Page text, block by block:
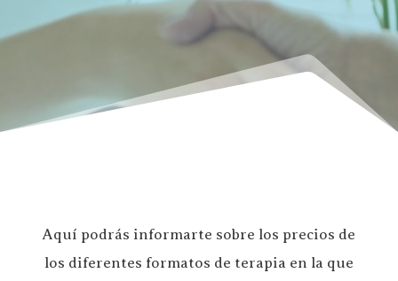
Aquí podrás informarte sobre los precios de
los diferentes formatos de terapia en la que